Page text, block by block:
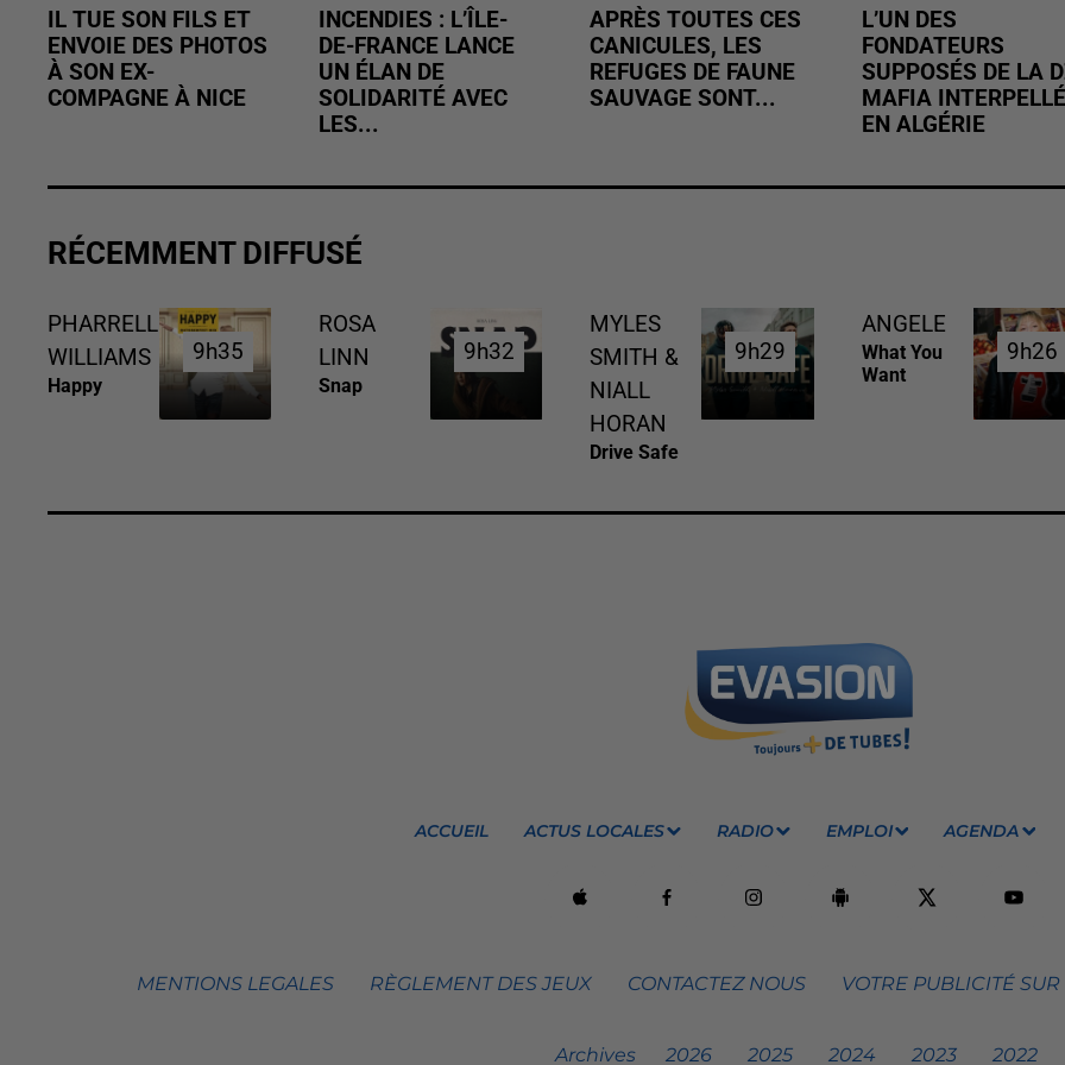
IL TUE SON FILS ET
ENVOIE DES PHOTOS
À SON EX-
COMPAGNE À NICE
INCENDIES : L’ÎLE-
DE-FRANCE LANCE
UN ÉLAN DE
SOLIDARITÉ AVEC
LES...
APRÈS TOUTES CES
CANICULES, LES
REFUGES DE FAUNE
SAUVAGE SONT...
L’UN DES
FONDATEURS
SUPPOSÉS DE LA
MAFIA INTERPELLÉ
EN ALGÉRIE
RÉCEMMENT DIFFUSÉ
PHARRELL
WILLIAMS
Happy
9h35
9h35
ROSA
LINN
Snap
9h32
9h32
MYLES
SMITH &
NIALL
HORAN
Drive Safe
9h29
9h29
ANGELE
What You
Want
9h26
9h26
ACCUEIL ACTUS LOCALES RADIO EMPLOI AGENDA
MENTIONS LEGALES RÈGLEMENT DES JEUX CONTACTEZ NOUS VOTRE PUBLICITÉ
Archives 2026 2025 2024 2023 2022